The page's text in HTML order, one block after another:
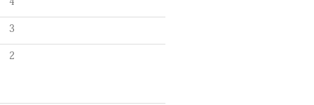
(VvE), contribution €95 per
due to the construction year
3
2